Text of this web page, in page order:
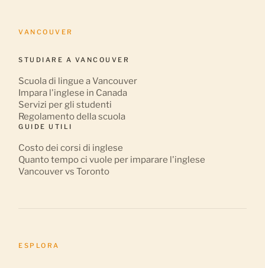
VANCOUVER
STUDIARE A VANCOUVER
Scuola di lingue a Vancouver
Impara l'inglese in Canada
Servizi per gli studenti
Regolamento della scuola
GUIDE UTILI
Costo dei corsi di inglese
Quanto tempo ci vuole per imparare l'inglese
Vancouver vs Toronto
ESPLORA